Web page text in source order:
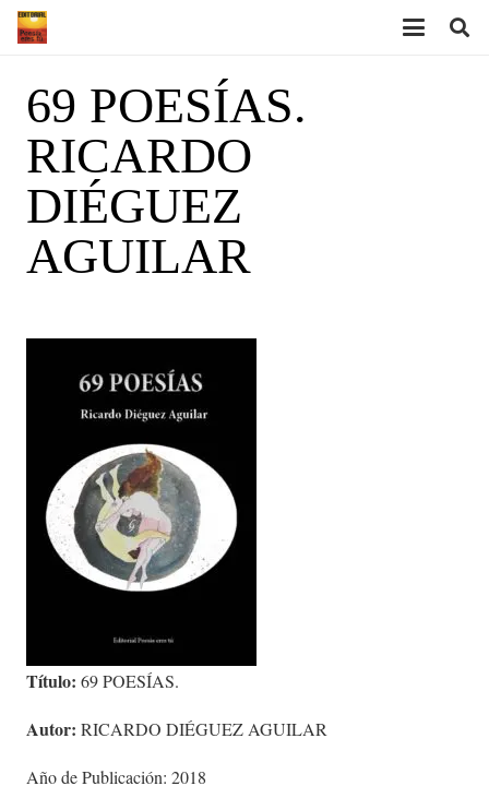
69 POESÍAS.
RICARDO
DIÉGUEZ
AGUILAR
Título: 69 POESÍAS.
Autor: RICARDO DIÉGUEZ AGUILAR
Año de Publicación: 2018